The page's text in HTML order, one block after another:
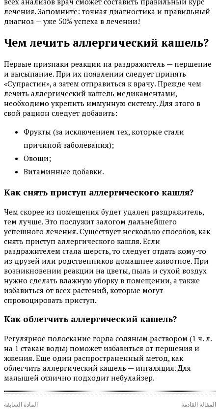
лечения. Запомните: точная диагностика и правильный
диагноз — уже 50% успеха в лечении!
Чем лечить аллергический кашель?
Первые признаки реакции на раздражитель — першение
и высыпание. При их появлении следует принять
«Супрастин», а затем отправиться к врачу. Прежде чем
лечить аллергический кашель медикаментами,
необходимо укрепить иммунную систему. Для этого в
свой рацион следует добавить:
Фрукты (за исключением тех, которые стали
причиной заболевания);
Овощи;
Витаминные добавки.
Как снять приступ аллергического кашля?
Чем скорее из помещения будет удален раздражитель,
тем лучше. Это послужит залогом дальнейшего
успешного лечения. Существует несколько способов, как
снять приступ аллергического кашля. Если
раздражителем стала шерсть, то следует отдать кому-то
из друзей или родственников домашнее животное. При
возникновении реакции на цветы, пыль и сухой воздух
нужно сделать влажную уборку в помещении, а также
избавиться от всех растений, которые могут
спровоцировать приступ.
Как облегчить аллергический кашель?
Регулярное полоскание горла соляным раствором (1 ч. л.
на 1 стакан воды) поможет избавиться от першения и
жжения. Еще один распространенный метод, как
облегчить аллергический кашель — ингаляция. Для
малышей отлично подходит небулайзер.
المادة السابقة المقالة القادمة